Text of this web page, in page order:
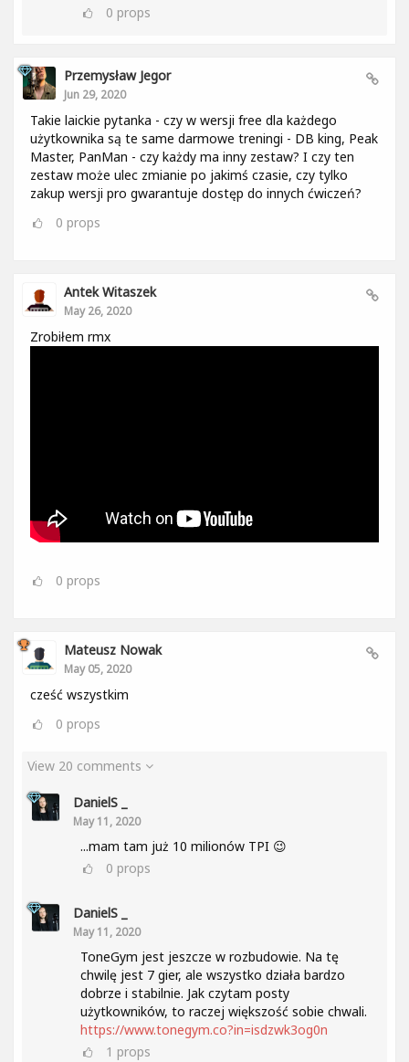
0 props
Przemysław Jegor
Jun 29, 2020
Takie laickie pytanka - czy w wersji free dla każdego
użytkownika są te same darmowe treningi - DB king, Peak
Master, PanMan - czy każdy ma inny zestaw? I czy ten
zestaw może ulec zmianie po jakimś czasie, czy tylko
zakup wersji pro gwarantuje dostęp do innych ćwiczeń?
0 props
Antek Witaszek
May 26, 2020
Zrobiłem rmx
0 props
Mateusz Nowak
May 05, 2020
cześć wszystkim
0 props
View 20 comments
DanielS _
May 11, 2020
...mam tam już 10 milionów TPI 😉
0 props
DanielS _
May 11, 2020
ToneGym jest jeszcze w rozbudowie. Na tę
chwilę jest 7 gier, ale wszystko działa bardzo
dobrze i stabilnie. Jak czytam posty
użytkowników, to raczej większość sobie chwali.
https://www.tonegym.co?in=isdzwk3og0n
1 props